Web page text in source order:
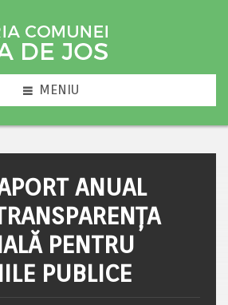
MENIU
ANUAL
PENTRU
PUBLICE